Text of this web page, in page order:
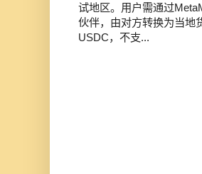
试地区。用户需通过
伙伴，由对方转换为当地
USDC，不支...